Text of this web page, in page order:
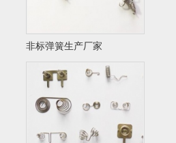
非标弹簧生产厂家